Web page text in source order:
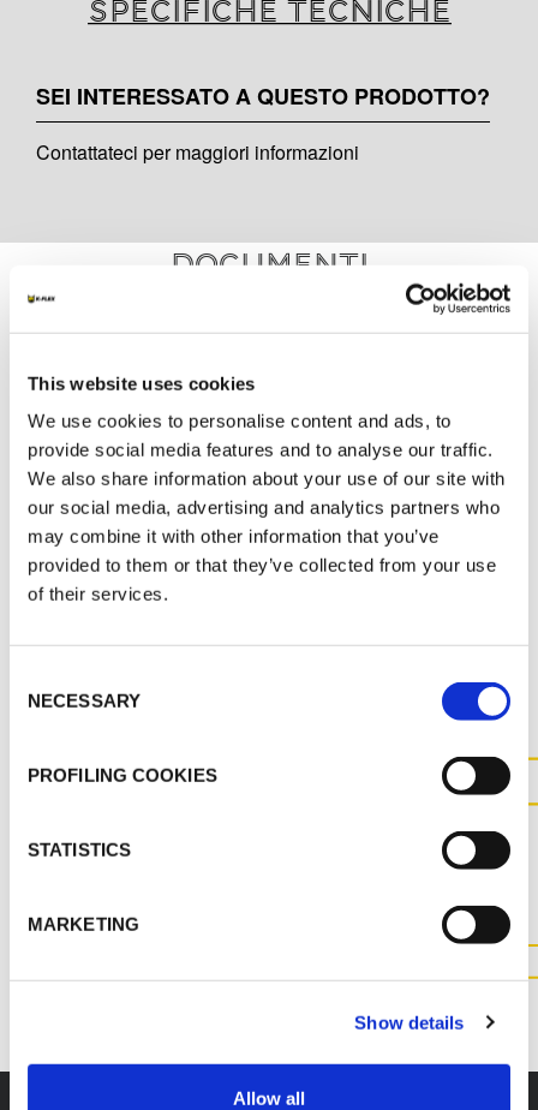
This website uses cookies
We use cookies to personalise content and ads, to
provide social media features and to analyse our traffic.
We also share information about your use of our site with
our social media, advertising and analytics partners who
may combine it with other information that you’ve
provided to them or that they’ve collected from your use
of their services.
Selection
NECESSARY
PROFILING COOKIES
STATISTICS
MARKETING
Show details
Allow all
Specifiche tecniche
SEI INTERESSATO A QUESTO PRODOTTO?
Contattateci per maggiori informazioni
Documenti
K-FLEX CATALOGO GENERALE
K-FLEX SRC / SRC ECO
K-FLEX NASTRI
K-FLEX LISTINO PREZZI - MARZO 2022
ALTRI DOCUMENTI
CONTATTACI